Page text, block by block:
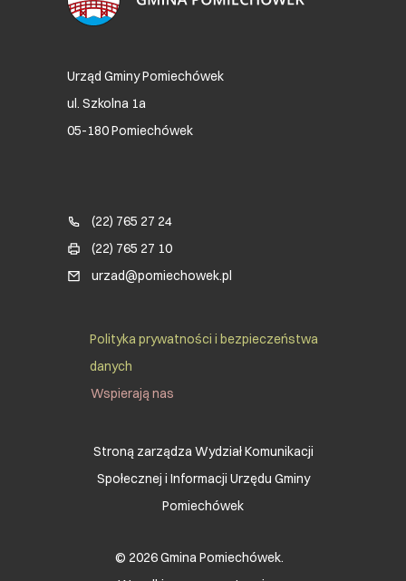
Urząd Gminy Pomiechówek
ul. Szkolna 1a
05-180 Pomiechówek
Blok kontaktowy (Footer)
(22) 765 27 24
(22) 765 27 10
urzad@pomiechowek.pl
Social Menu Footer
Polityka prywatności i bezpieczeństwa
danych
Wspierają nas
Stroną zarządza Wydział Komunikacji
Społecznej i Informacji Urzędu Gminy
Pomiechówek
© 2026 Gmina Pomiechówek.